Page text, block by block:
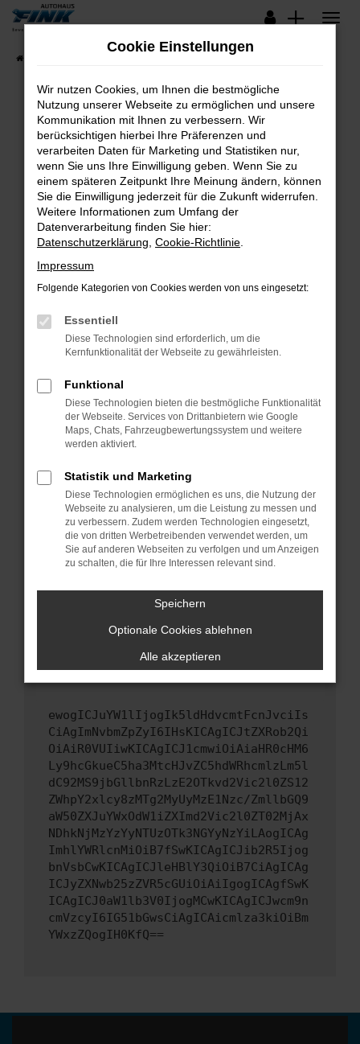
Zum
springen
Lagerfahrzeuge
Fehler: Network Error
Beim Laden ist ein Fehler aufgetreten.
Hier sind ein paar Tipps, die dir helfen können:
Überprüfe deine Firewall und deine
Internetverbindung.
Laden andere Webseiten, zum Beispiel deine
Suchmaschine?
Prüfe deine Browsererweiterungen.
können das Laden bestimmter Seiten
verhindern. Funktioniert die Seite in einem
anderen Browser oder in einem privaten
Starte dein Gerät neu.
Das kann manchmal helfen, vorübergehende
Probleme zu beheben.
Betriebssystem auf dem neuesten Stand
sind.
Veraltete Software birgt nicht nur ein
Sicherheitsrisiko, sondern kann auch dazu
führen, dass bestimmte Funktionen nicht mehr
unterstützt werden.
Wende dich an den Webseitenbetreiber.
Wenn du alle oben genannten Schritte versucht
hast, kontaktiere uns bitte. Wir werden
versuchen, das Problem zu beheben. Du kannst
uns diesen Text schicken, um uns bei der
ewogICJuYW1lIjogIk5ldHdvcmtFcnJvciIs
CiAgImNvbmZpZyI6IHsKICAgICJtZXRob2Qi
OiAiR0VUIiwKICAgICJ1cmwiOiAiaHR0cHM6
Ly9hcGkueC5ha3MtcHJvZC5hdWRhcmlzLm5l
dC92MS9jbGllbnRzLzE2OTkvd2Vic2l0ZS12
ZWhpY2xlcy8zMTg2MyUyMzE1Nzc/ZmllbGQ9
aW50ZXJuYWxOdW1iZXImd2Vic2l0ZT02MjAx
NDhkNjMzYzYyNTUzOTk3NGYyNzYiLAogICAg
ImhlYWRlcnMiOiB7fSwKICAgICJib2R5Ijog
bnVsbCwKICAgICJleHBlY3QiOiB7CiAgICAg
ICJyZXNwb25zZVR5cGUiOiAiIgogICAgfSwK
ICAgICJ0aW1lb3V0IjogMCwKICAgICJwcm9n
cmVzcyI6IG51bGwsCiAgICAicmlza3kiOiBm
YWxzZQogIH0KfQ==
Cookie Einstellungen
Wir nutzen Cookies, um Ihnen die bestmögliche
Nutzung unserer Webseite zu ermöglichen und unsere
Kommunikation mit Ihnen zu verbessern. Wir
berücksichtigen hierbei Ihre Präferenzen und
verarbeiten Daten für Marketing und Statistiken nur,
wenn Sie uns Ihre Einwilligung geben. Wenn Sie zu
einem späteren Zeitpunkt Ihre Meinung ändern, können
Sie die Einwilligung jederzeit für die Zukunft widerrufen.
Weitere Informationen zum Umfang der
Datenverarbeitung finden Sie hier:
Datenschutzerklärung Cookie-Richtlinie
Impressum
Folgende Kategorien von Cookies werden von uns eingesetzt:
Essentiell
Diese Technologien sind erforderlich, um die
Kernfunktionalität der Webseite zu gewährleisten.
Funktional
Diese Technologien bieten die bestmögliche Funktionalität
der Webseite. Services von Drittanbietern wie Google
Maps, Chats, Fahrzeugbewertungssystem und weitere
werden aktiviert.
Statistik und Marketing
Diese Technologien ermöglichen es uns, die Nutzung der
Webseite zu analysieren, um die Leistung zu messen und
zu verbessern. Zudem werden Technologien eingesetzt,
die von dritten Werbetreibenden verwendet werden, um
Sie auf anderen Webseiten zu verfolgen und um Anzeigen
zu schalten, die für Ihre Interessen relevant sind.
Speichern
Optionale Cookies ablehnen
Alle akzeptieren